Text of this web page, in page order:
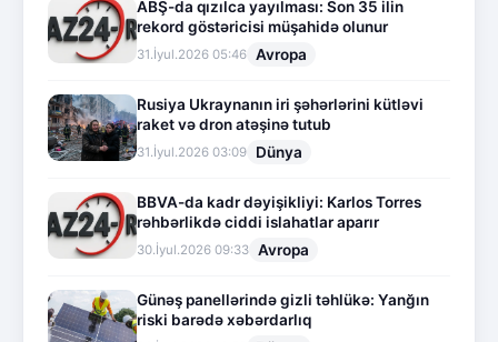
ABŞ-da qızılca yayılması: Son 35 ilin
rekord göstəricisi müşahidə olunur
31.İyul.2026 05:46 Avropa
Rusiya Ukraynanın iri şəhərlərini kütləvi
raket və dron atəşinə tutub
31.İyul.2026 03:09 Dünya
BBVA-da kadr dəyişikliyi: Karlos Torres
rəhbərlikdə ciddi islahatlar aparır
30.İyul.2026 09:33 Avropa
Günəş panellərində gizli təhlükə: Yanğın
riski barədə xəbərdarlıq